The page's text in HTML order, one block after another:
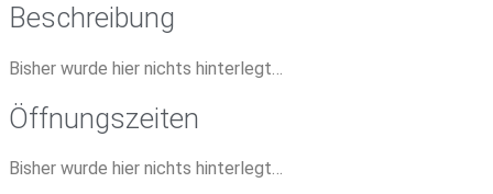
Beschreibung
Bisher wurde hier nichts hinterlegt…
Öffnungszeiten
Bisher wurde hier nichts hinterlegt…